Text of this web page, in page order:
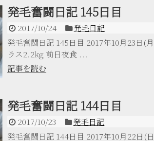
発毛奮闘日記 145日目
2017/10/24
発毛日記
発毛奮闘日記 145日目 2017年10月23日
ラス2.2kg 前日夜食 ...
記事を読む
発毛奮闘日記 144日目
2017/10/23
発毛日記
発毛奮闘日記 144日目 2017年10月22日